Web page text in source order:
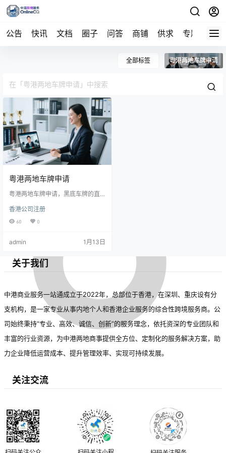
公告 快讯 文档 圈子 问答 商铺 供求 专题 导航
全部标签 粤港两地车牌申请
粤港两地车牌申请
粤港两地车牌申请，黑底车牌的直
口岸等可供选择 包括官费，车检费
等，不包括交强险和商业保险费
香港公司注册
60 0
admin 1月13日
关于我们
中港商业服务一站通成立于2022年，总部位于香港，在深圳、重庆设有分
支机构，是一家专业从事内地个人和香港企业服务的综合性跨境服务商。公
司始终秉持“专业、高效、诚信、创新”的服务理念，依托资深的专业团队和
丰富的行业资源，为中港两地商事提供全方位、定制化的服务解决方案，助
力企业降低运营成本、提升管理效率、实现可持续发展。
关注交流